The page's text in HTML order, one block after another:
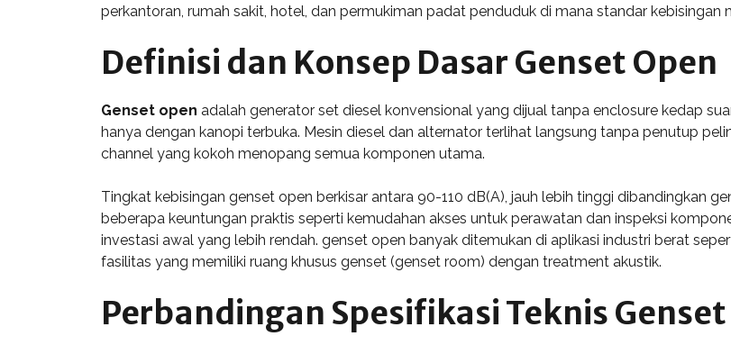
perkantoran, rumah sakit, hotel, dan permukiman padat penduduk di mana standar kebisingan
Definisi dan Konsep Dasar Genset Open
Genset open adalah generator set diesel konvensional yang dijual tanpa enclosure kedap
hanya dengan kanopi terbuka. Mesin diesel dan alternator terlihat langsung tanpa penutup
channel yang kokoh menopang semua komponen utama.
Tingkat kebisingan genset open berkisar antara 90-110 dB(A), jauh lebih tinggi dibandingkan
beberapa keuntungan praktis seperti kemudahan akses untuk perawatan dan inspeksi
investasi awal yang lebih rendah. genset open banyak ditemukan di aplikasi industri berat
fasilitas yang memiliki ruang khusus genset (genset room) dengan treatment akustik.
Perbandingan Spesifikasi Teknis